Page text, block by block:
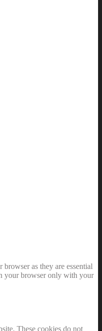
as they are essential
your browser only with your
These cookies do not